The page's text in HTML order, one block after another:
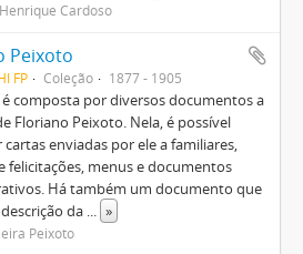
Cardoso
Peixoto
FP Coleção 1877 - 1905
é composta por diversos documentos a
Floriano Peixoto. Nela, é possível
enviadas por ele a familiares,
felicitações, menus e documentos
Há também um documento que
da ... »
Peixoto